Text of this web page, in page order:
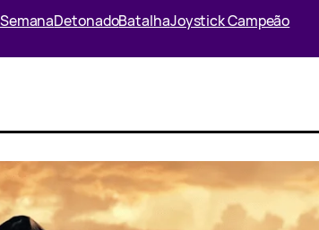
DetonadoBatalhaJoystick Campeão